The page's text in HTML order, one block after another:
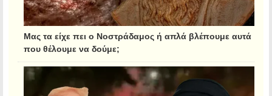
Μας τα είχε πει ο Νοστράδαμος ή απλά βλέπουμε αυτά
που θέλουμε να δούμε;